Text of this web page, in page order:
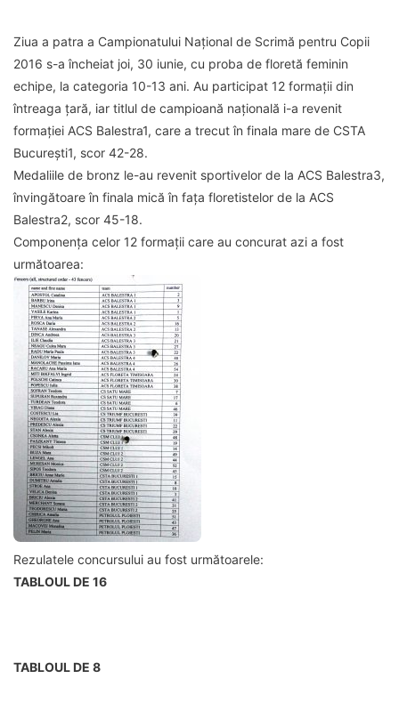
Ziua a patra a Campionatului Național de Scrimă pentru Copii
2016 s-a încheiat joi, 30 iunie, cu proba de floretă feminin
echipe, la categoria 10-13 ani. Au participat 12 formații din
întreaga țară, iar titlul de campioană națională i-a revenit
formației ACS Balestra1, care a trecut în finala mare de CSTA
București1, scor 42-28.
Medaliile de bronz le-au revenit sportivelor de la ACS Balestra3,
învingătoare în finala mică în fața floretistelor de la ACS
Balestra2, scor 45-18.
Componența celor 12 formații care au concurat azi a fost
următoarea:
Rezulatele concursului au fost următoarele:
TABLOUL DE 16
TABLOUL DE 8